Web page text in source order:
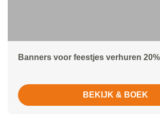
Banners voor feestjes verhuren
BEKIJK & BOEK